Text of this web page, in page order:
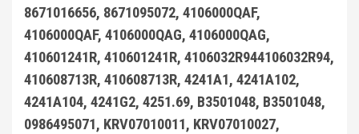
8671016656, 8671095072, 4106000QAF,
4106000QAF, 4106000QAG, 4106000QAG,
410601241R, 410601241R, 4106032R944106032R94,
410608713R, 410608713R, 4241A1, 4241A102,
4241A104, 4241G2, 4251.69, B3501048, B3501048,
0986495071, KRV07010011, KRV07010027,